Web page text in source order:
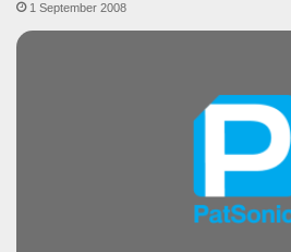
1 September 2008